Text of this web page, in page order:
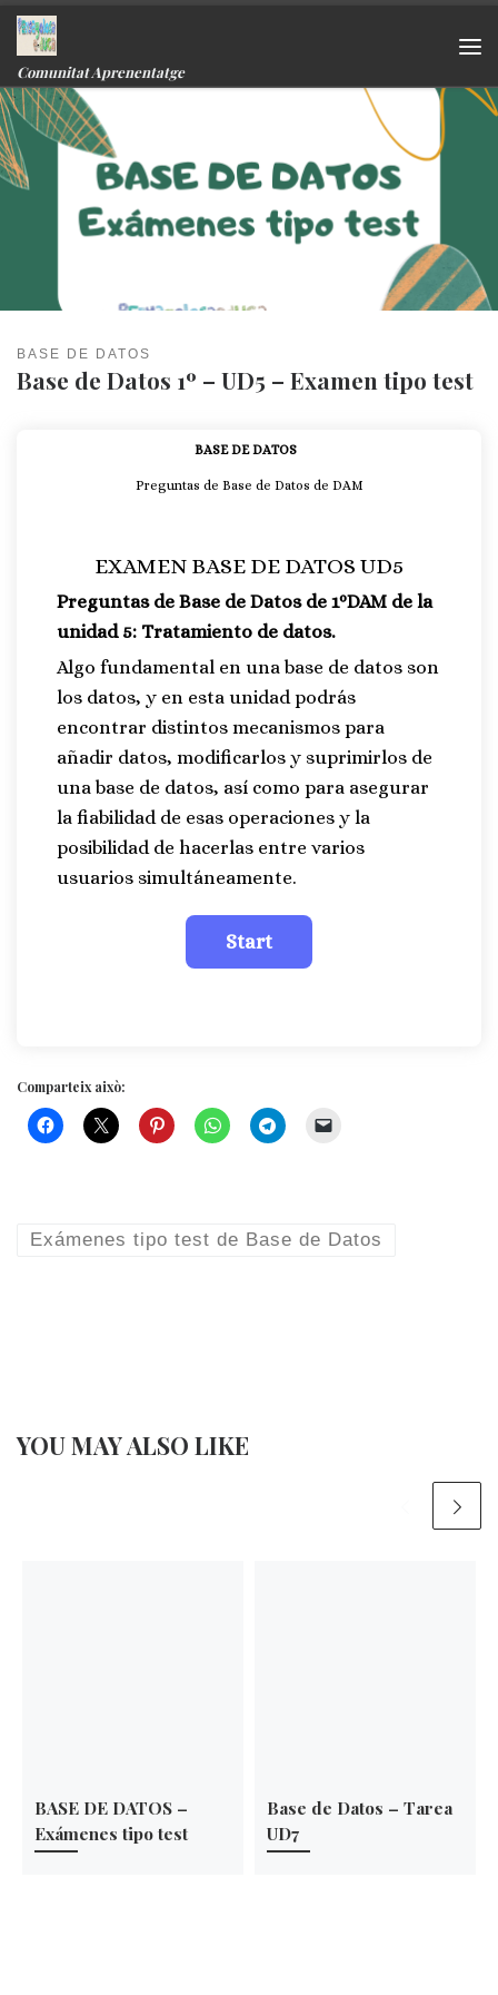
Skip to content
Comunitat Aprenentatge
BASE DE DATOS
Base de Datos 1º – UD5 – Examen tipo test
BASE DE DATOS
Preguntas de Base de Datos de DAM
EXAMEN BASE DE DATOS UD5
Preguntas de Base de Datos de 1ºDAM de la
unidad 5: Tratamiento de datos.
Algo fundamental en una base de datos son
los datos, y en esta unidad podrás
encontrar distintos mecanismos para
añadir datos, modificarlos y suprimirlos de
una base de datos, así como para asegurar
la fiabilidad de esas operaciones y la
posibilidad de hacerlas entre varios
usuarios simultáneamente.
Comparteix això:
Exámenes tipo test de Base de Datos
YOU MAY ALSO LIKE
BASE DE DATOS –
Exámenes tipo test
Base de Datos – Tarea
UD7